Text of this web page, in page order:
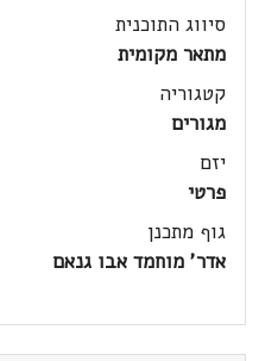
סיווג התוכנית
מתאר מקומית
קטגוריה
מגורים
יזם
פרטי
גוף מתכנן
אדר' מוחמד אבו גנאם